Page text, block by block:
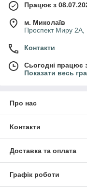
Працює з
м. Миколаїв
Проспект Миру 2А,
Контакти
Сьогодні працює
Показати весь
Про нас
Контакти
Доставка та оплата
Графік роботи